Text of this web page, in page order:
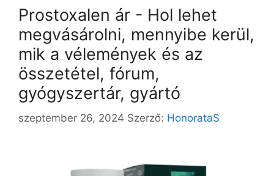
Prostoxalen ár - Hol lehet
megvásárolni, mennyibe kerül,
mik a vélemények és az
összetétel, fórum,
gyógyszertár, gyártó
szeptember 26, 2024 Szerző: HonorataS